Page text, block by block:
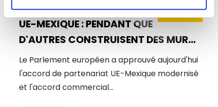
UE-MEXIQUE : PENDANT QUE
D'AUTRES CONSTRUISENT DES MURS,
L'EUROPE CONSTRUIT DES PONTS
Actualités
Le Parlement européen a approuvé aujourd'hui
l'accord de partenariat UE-Mexique modernisé
et l'accord commercial…